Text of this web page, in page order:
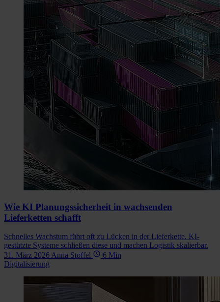
Wie KI Planungssicherheit in wachsenden
Lieferketten schafft
Schnelles Wachstum führt oft zu Lücken in der Lieferkette. KI-
gestützte Systeme schließen diese und machen Logistik skalierbar.
31. März 2026 Anna Stoffel
6 Min
Digitalisierung